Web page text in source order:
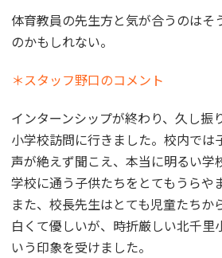
体育教員の先生方と気が合うのはそ
のかもしれない。
＊スタッフ野口のコメント
インターンシップが終わり、久し振
小学校訪問に行きました。校内では
声が絶えず聞こえ、本当に明るい学
学校に通う子供たちをとてもうらや
また、校長先生はとても児童たちか
白くて優しいが、時折厳しい北千里
いう印象を受けました。